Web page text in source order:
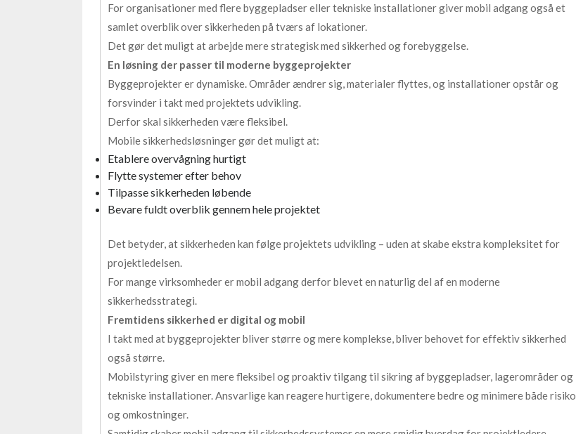
For organisationer med flere byggepladser eller tekniske installationer giver mobil adgang også et
samlet overblik over sikkerheden på tværs af lokationer.
Det gør det muligt at arbejde mere strategisk med sikkerhed og forebyggelse.
En løsning der passer til moderne byggeprojekter
Byggeprojekter er dynamiske. Områder ændrer sig, materialer flyttes, og installationer opstår og
forsvinder i takt med projektets udvikling.
Derfor skal sikkerheden være fleksibel.
Mobile sikkerhedsløsninger gør det muligt at:
Etablere overvågning hurtigt
Flytte systemer efter behov
Tilpasse sikkerheden løbende
Bevare fuldt overblik gennem hele projektet
Det betyder, at sikkerheden kan følge projektets udvikling – uden at skabe ekstra kompleksitet for
projektledelsen.
For mange virksomheder er mobil adgang derfor blevet en naturlig del af en moderne
sikkerhedsstrategi.
Fremtidens sikkerhed er digital og mobil
I takt med at byggeprojekter bliver større og mere komplekse, bliver behovet for effektiv sikkerhed
også større.
Mobilstyring giver en mere fleksibel og proaktiv tilgang til sikring af byggepladser, lagerområder og
tekniske installationer. Ansvarlige kan reagere hurtigere, dokumentere bedre og minimere både risiko
og omkostninger.